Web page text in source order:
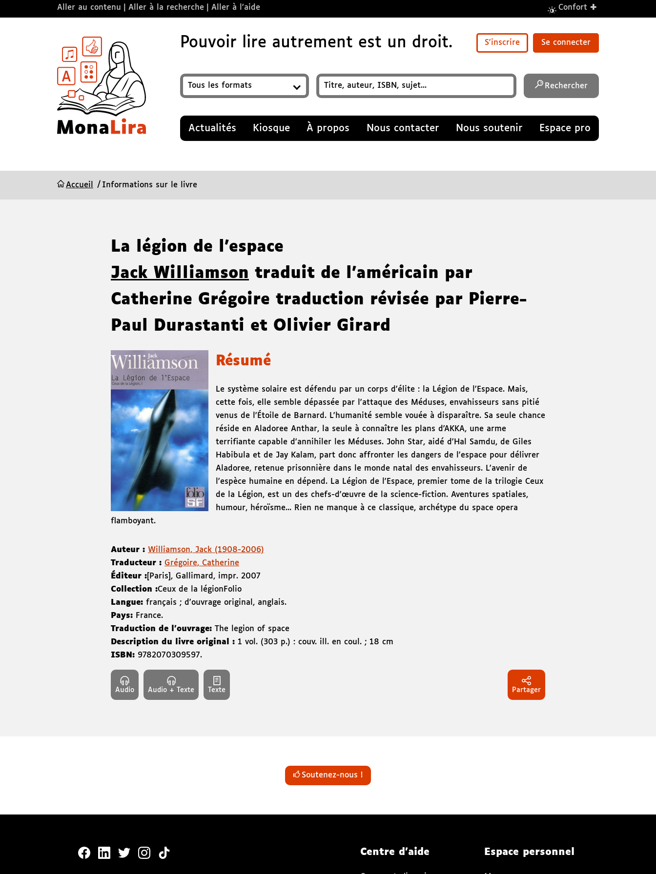
Aller au contenu Aller à la recherche Aller à l’aide Confort +
Pouvoir lire autrement est un droit. S'inscrire Se connecter
Format
Recherchez un titre, auteur, ISBN, sujet…
Rechercher
Actualités Kiosque À propos Nous contacter Nous soutenir Espace pro
Accueil Informations sur le livre
La légion de l'espace
Jack Williamson traduit de l'américain par
Catherine Grégoire traduction révisée par Pierre-
Paul Durastanti et Olivier Girard
Résumé
Le système solaire est défendu par un corps d'élite : la Légion de l'Espace. Mais,
cette fois, elle semble dépassée par l'attaque des Méduses, envahisseurs sans pitié
venus de l'Étoile de Barnard. L'humanité semble vouée à disparaître. Sa seule chance
réside en Aladoree Anthar, la seule à connaître les plans d'AKKA, une arme
terrifiante capable d'annihiler les Méduses. John Star, aidé d'Hal Samdu, de Giles
Habibula et de Jay Kalam, part donc affronter les dangers de l'espace pour délivrer
Aladoree, retenue prisonnière dans le monde natal des envahisseurs. L'avenir de
l'espèce humaine en dépend. La Légion de l'Espace, premier tome de la trilogie Ceux
de la Légion, est un des chefs-d'œuvre de la science-fiction. Aventures spatiales,
humour, héroïsme... Rien ne manque à ce classique, archétype du space opera
flamboyant.
Auteur : Williamson, Jack (1908-2006)
Traducteur : Grégoire, Catherine
Éditeur : [Paris] , Gallimard , impr. 2007
Collection :Ceux de la légion Folio
Langue: français ; d'ouvrage original, anglais.
Pays: France.
Traduction de l'ouvrage: The legion of space
Description du livre original : 1 vol. (303 p.) : couv. ill. en coul. ; 18 cm
ISBN: 9782070309597.
Audio Audio + Texte Texte Partager
Soutenez-nous !
MonaLira Sur Facebook (nouvelle fenêtre)
MonaLira Sur Linkedin (nouvelle fenêtre)
MonaLira Sur Twitter (nouvelle fenêtre)
MonaLira Sur Instagram (nouvelle fenêtre) Centre d'aide Espace personnel